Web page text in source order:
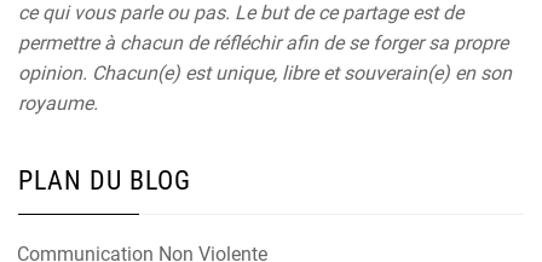
ce qui vous parle ou pas. Le but de ce partage est de
permettre à chacun de réfléchir afin de se forger sa propre
opinion. Chacun(e) est unique, libre et souverain(e) en son
royaume.
PLAN DU BLOG
Communication Non Violente